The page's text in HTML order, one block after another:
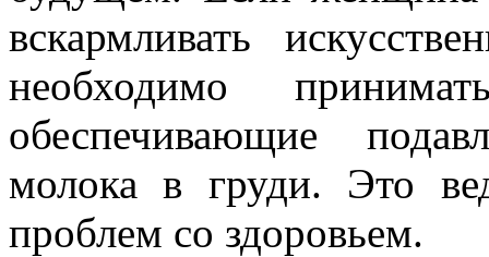
вскармливать
необходимо
обеспечивающие
молока в груди. Это
проблем со здоровьем.